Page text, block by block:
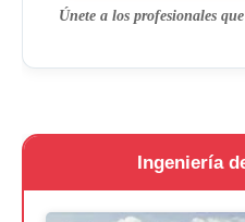
Únete a los profesionales
Ingeniería